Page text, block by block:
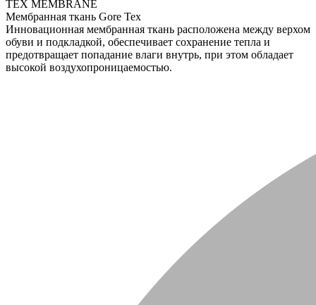
TEX MEMBRANE
Мембранная ткань Gore Tex
Инновационная мембранная ткань расположена между верхом
обуви и подкладкой, обеспечивает сохранение тепла и
предотвращает попадание влаги внутрь, при этом обладает
высокой воздухопроницаемостью.